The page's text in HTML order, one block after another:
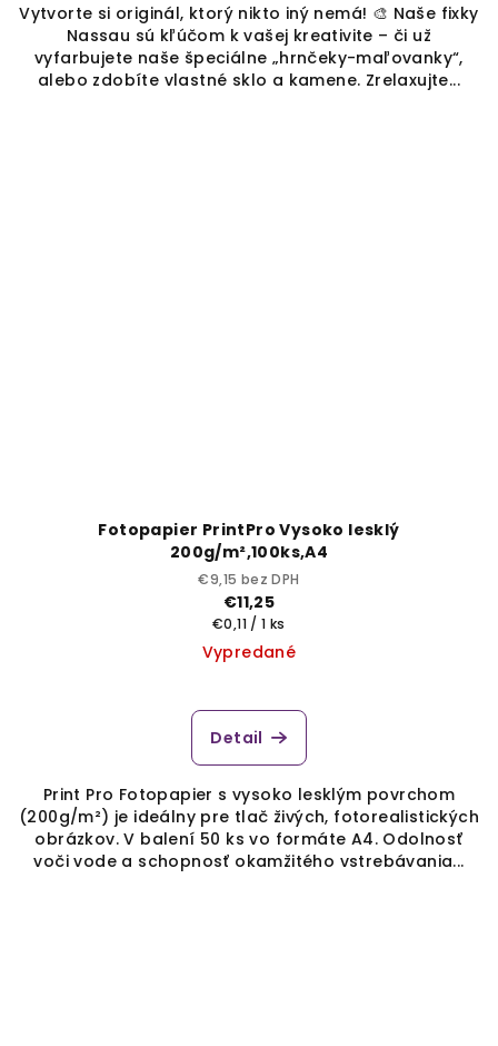
Vytvorte si originál, ktorý nikto iný nemá! 🎨 Naše fixky
Nassau sú kľúčom k vašej kreativite – či už
vyfarbujete naše špeciálne „hrnčeky-maľovanky“,
alebo zdobíte vlastné sklo a kamene. Zrelaxujte...
Fotopapier PrintPro Vysoko lesklý
200g/m²,100ks,A4
€9,15 bez DPH
€11,25
Jednotková
cena:
€0,11 / 1 ks
Vypredané
Detail
Print Pro Fotopapier s vysoko lesklým povrchom
(200g/m²) je ideálny pre tlač živých, fotorealistických
obrázkov. V balení 50 ks vo formáte A4. Odolnosť
voči vode a schopnosť okamžitého vstrebávania...